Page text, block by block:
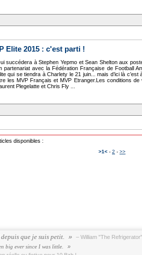
Elite 2015 : c'est parti !
succédera à Stephen Yepmo et Sean Shelton aux
partenariat avec la Fédération Française de Football
qui se tiendra à Charlety le 21 juin... mais d’ici là
les MVP Français et MVP Etranger.Les conditions
Plegelatte et Chris Fly ...
disponibles :
>1< - 2 - >>
que je suis petit. – William "The
big ever since I was little.